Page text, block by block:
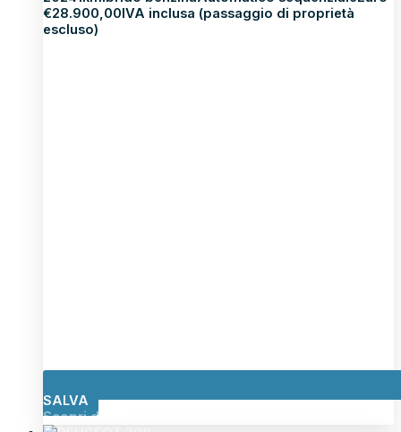
€28.900,00 IVA inclusa (passaggio di proprietà
escluso)
SALVA
Scopri di più